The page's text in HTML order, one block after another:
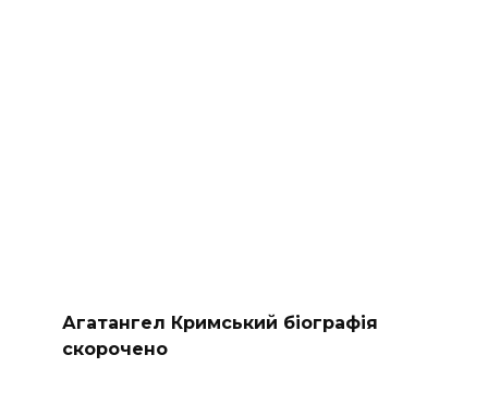
Агатангел Кримський біографія
скорочено